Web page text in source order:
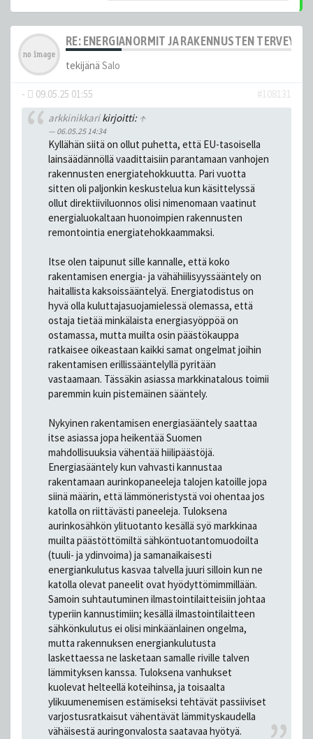
RE: ENERGIANORMIT JA RAKENNUSTEN TERVEYS
tekijänä Salo
- 09.05.25 01:55
#108131
arkkinikkarikirjoitti: ↑
06.05.25 14:34
Kyllähän siitä on ollut puhetta, että EU-tasoisella
lainsäädännöllä vaadittaisiin parantamaan vanhojen
rakennusten energiatehokkuutta. Pari vuotta
sitten oli paljonkin keskustelua kun käsittelyssä
ollut direktiiviluonnos olisi nimenomaan vaatinut
energialuokaltaan huonoimpien rakennusten
remontointia energiatehokkaammaksi.
Itse olen taipunut sille kannalle, että koko
rakentamisen energia- ja vähähiilisyyssääntely on
haitallista kaksoissääntelyä. Energiatodistus on
hyvä olla kuluttajasuojamielessä olemassa, että
ostaja tietää minkälaista energiasyöppöä on
ostamassa, mutta muilta osin päästökauppa
ratkaisee oikeastaan kaikki samat ongelmat joihin
rakentamisen erillissääntelyllä pyritään
vastaamaan. Tässäkin asiassa markkinatalous toimii
paremmin kuin pistemäinen sääntely.
Nykyinen rakentamisen energiasääntely saattaa
itse asiassa jopa heikentää Suomen
mahdollisuuksia vähentää hiilipäästöjä.
Energiasääntely kun vahvasti kannustaa
rakentamaan aurinkopaneeleja talojen katoille jopa
siinä määrin, että lämmöneristystä voi ohentaa jos
katolla on riittävästi paneeleja. Tuloksena
aurinkosähkön ylituotanto kesällä syö markkinaa
muilta päästöttömiltä sähköntuotantomuodoilta
(tuuli- ja ydinvoima) ja samanaikaisesti
energiankulutus kasvaa talvella juuri silloin kun ne
katolla olevat paneelit ovat hyödyttömimmillään.
Samoin suhtautuminen ilmastointilaitteisiin johtaa
typeriin kannustimiin; kesällä ilmastointilaitteen
sähkönkulutus ei olisi minkäänlainen ongelma,
mutta rakennuksen energiankulutusta
laskettaessa ne lasketaan samalle riville talven
lämmityksen kanssa. Tuloksena vanhukset
kuolevat helteellä koteihinsa, ja toisaalta
ylikuumenemisen estämiseksi tehtävät passiiviset
varjostusratkaisut vähentävät lämmityskaudella
vähäisestä auringonvalosta saatavaa hyötyä.